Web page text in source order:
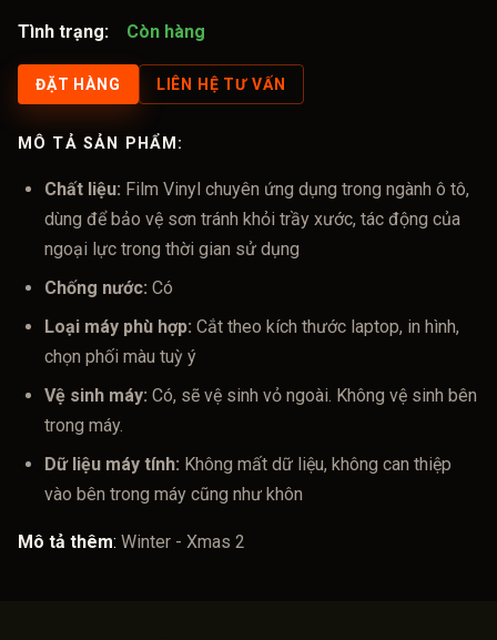
Tình trạng: Còn hàng
ĐẶT HÀNG LIÊN HỆ TƯ VẤN
MÔ TẢ SẢN PHẨM:
Chất liệu: Film Vinyl chuyên ứng dụng trong ngành ô tô,
dùng để bảo vệ sơn tránh khỏi trầy xước, tác động của
ngoại lực trong thời gian sử dụng
Chống nước: Có
Loại máy phù hợp: Cắt theo kích thước laptop, in hình,
chọn phối màu tuỳ ý
Vệ sinh máy: Có, sẽ vệ sinh vỏ ngoài. Không vệ sinh bên
trong máy.
Dữ liệu máy tính: Không mất dữ liệu, không can thiệp
vào bên trong máy cũng như khôn
Mô tả thêm: Winter - Xmas 2